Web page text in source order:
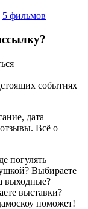
5 фильмов
событиях
дата
Всё о
погулять
Выбираете
выходные?
выставки?
поможет!